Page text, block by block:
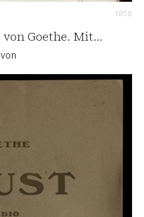
1858
von Goethe. Mit…